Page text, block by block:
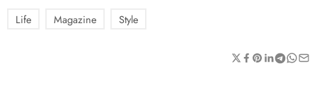
Life Magazine Style